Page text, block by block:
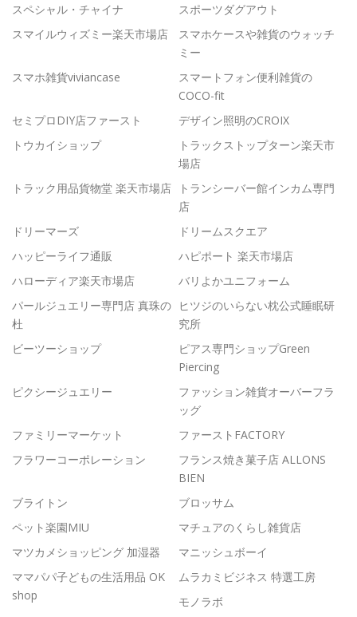
スペシャル・チャイナ
スポーツダグアウト
スマイルウィズミー楽天市場店
スマホケースや雑貨のウォッチ
ミー
スマホ雑貨viviancase
スマートフォン便利雑貨の
COCO-fit
セミプロDIY店ファースト
デザイン照明のCROIX
トウカイショップ
トラックストップターン楽天市
場店
トラック用品貨物堂 楽天市場店
トランシーバー館インカム専門
店
ドリーマーズ
ドリームスクエア
ハッピーライフ通販
ハピポート 楽天市場店
ハローディア楽天市場店
バリよかユニフォーム
パールジュエリー専門店 真珠の
杜
ヒツジのいらない枕公式睡眠研
究所
ビーツーショップ
ピアス専門ショップGreen
Piercing
ピクシージュエリー
ファッション雑貨オーバーフラ
ッグ
ファミリーマーケット
ファーストFACTORY
フラワーコーポレーション
フランス焼き菓子店 ALLONS
BIEN
ブライトン
ブロッサム
ペット楽園MIU
マチュアのくらし雑貨店
マツカメショッピング 加湿器
マニッシュボーイ
ママパパ子どもの生活用品 OK
shop
ムラカミビジネス 特選工房
モノラボ